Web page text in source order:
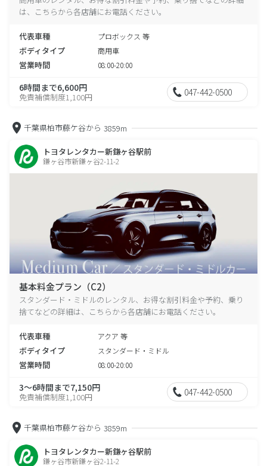
は、こちらから各店舗にお電話ください。
代表車種 プロボックス 等
ボディタイプ 商用車
営業時間 08:00-20:00
6時間まで6,600円
免責補償制度1,100円 047-442-0500
千葉県柏市藤ケ谷から 3859m
トヨタレンタカー新鎌ヶ谷駅前
鎌ヶ谷市新鎌ヶ谷2-11-2
基本料金プラン（C2）
スタンダード・ミドルのレンタル、お得な割引料金や予約、乗り
捨てなどの詳細は、こちらから各店舗にお電話ください。
代表車種 アクア 等
ボディタイプ スタンダード・ミドル
営業時間 08:00-20:00
3～6時間まで7,150円
免責補償制度1,100円 047-442-0500
千葉県柏市藤ケ谷から 3859m
トヨタレンタカー新鎌ヶ谷駅前
鎌ヶ谷市新鎌ヶ谷2-11-2